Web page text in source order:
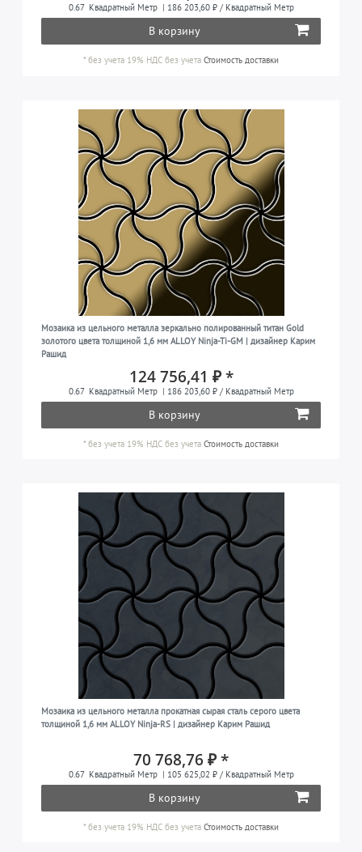
6
кухня, ванная комната и т.д.)
во всех жилых помещениях (гостиная, спальня,
кухня, ванная комната и т.д.) и в водных
1
водных сооружениях, фонтанах и для другого
наружного применения у морского побережья
0.67 Квадратный Метр | 186 203,60 ₽ / Квадратный Метр
В корзину
*без учета 19% НДС без учета Стоимость доставки
Мозаика из цельного металла зеркально полированный титан Gold
золотого цвета толщиной 1,6 мм ALLOY Ninja-Ti-GM | дизайнер Карим
Рашид
124 756,41 ₽ *
0.67 Квадратный Метр | 186 203,60 ₽ / Квадратный Метр
В корзину
*без учета 19% НДС без учета Стоимость доставки
Мозаика из цельного металла прокатная сырая сталь серого цвета
толщиной 1,6 мм ALLOY Ninja-RS | дизайнер Карим Рашид
70 768,76 ₽ *
0.67 Квадратный Метр | 105 625,02 ₽ / Квадратный Метр
В корзину
*без учета 19% НДС без учета Стоимость доставки